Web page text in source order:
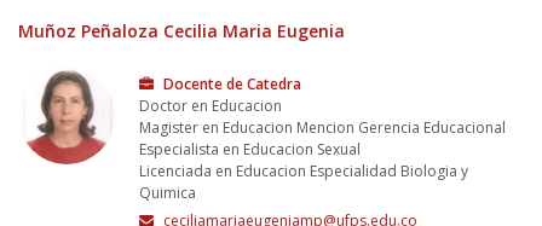
Muñoz Peñaloza Cecilia Maria Eugenia
Docente de Catedra
Doctor en Educacion
Magister en Educacion Mencion Gerencia Educacional
Especialista en Educacion Sexual
Licenciada en Educacion Especialidad Biologia y
Quimica
ceciliamariaeugeniamp@ufps.edu.co